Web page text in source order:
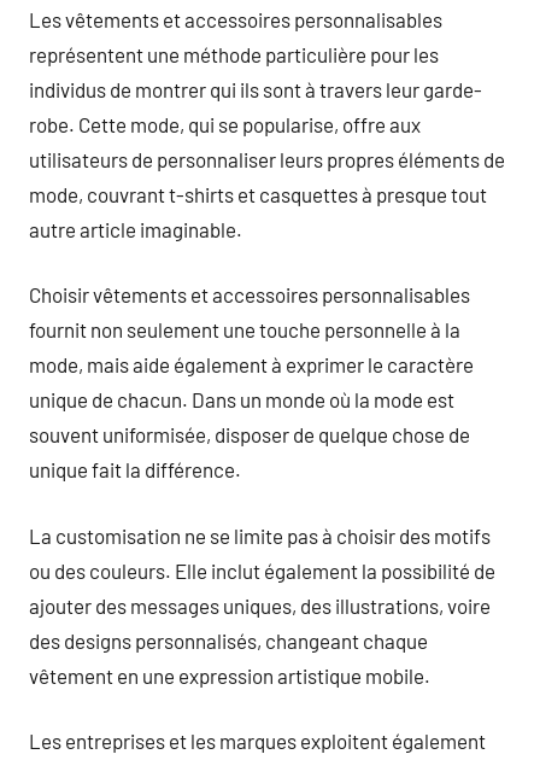
Les vêtements et accessoires personnalisables
représentent une méthode particulière pour les
individus de montrer qui ils sont à travers leur garde-
robe. Cette mode, qui se popularise, offre aux
utilisateurs de personnaliser leurs propres éléments de
mode, couvrant t-shirts et casquettes à presque tout
autre article imaginable.
Choisir vêtements et accessoires personnalisables
fournit non seulement une touche personnelle à la
mode, mais aide également à exprimer le caractère
unique de chacun. Dans un monde où la mode est
souvent uniformisée, disposer de quelque chose de
unique fait la différence.
La customisation ne se limite pas à choisir des motifs
ou des couleurs. Elle inclut également la possibilité de
ajouter des messages uniques, des illustrations, voire
des designs personnalisés, changeant chaque
vêtement en une expression artistique mobile.
Les entreprises et les marques exploitent également